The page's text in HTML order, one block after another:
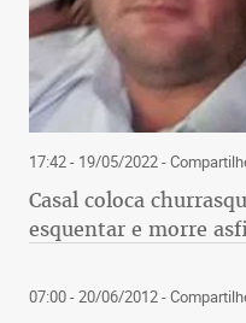
17:42 - 19/05/2022-
Casal coloca
esquentar e morre
07:00 - 20/06/2012-